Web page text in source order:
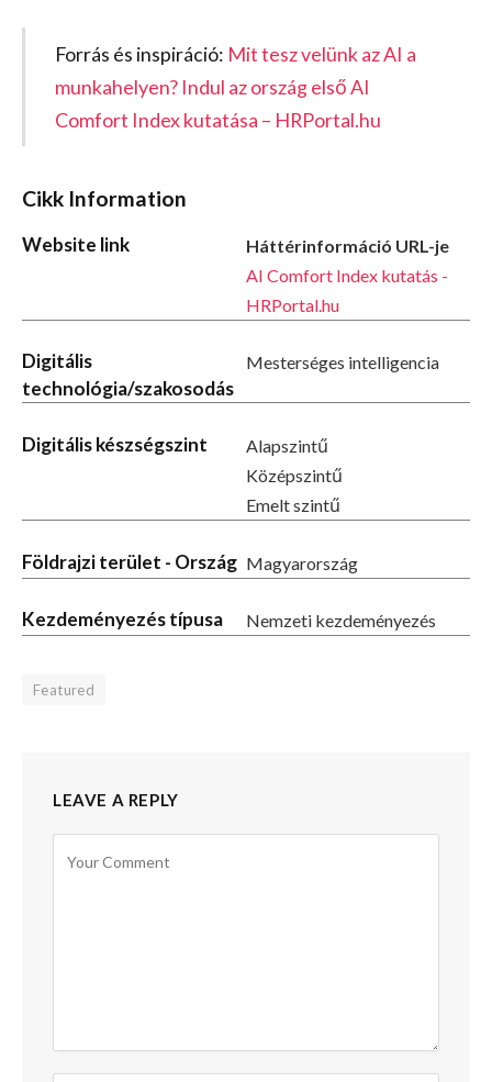
Forrás és inspiráció: Mit tesz velünk az AI a
munkahelyen? Indul az ország első AI
Comfort Index kutatása – HRPortal.hu
Cikk Information
Website link
Háttérinformáció URL-je
AI Comfort Index kutatás -
HRPortal.hu
Digitális
technológia/szakosodás
Mesterséges intelligencia
Digitális készségszint
Alapszintű
Középszintű
Emelt szintű
Földrajzi terület - Ország Magyarország
Kezdeményezés típusa Nemzeti kezdeményezés
Featured
LEAVE A REPLY